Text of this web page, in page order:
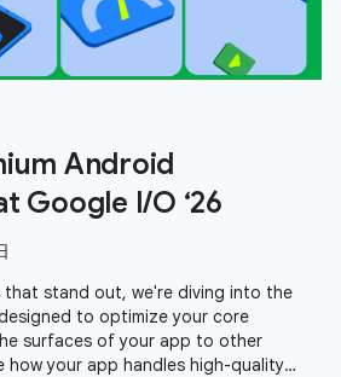
Android
Google I/O ‘26
that stand out, we're diving into the
to optimize your core
surfaces of your app to other
how your app handles high-quality